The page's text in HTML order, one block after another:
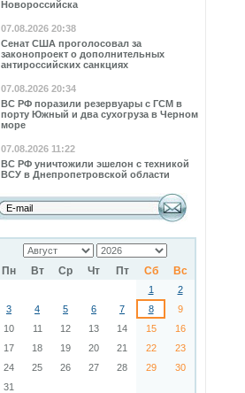
Новороссийска
07.08.2026 20:38
Сенат США проголосовал за
законопроект о дополнительных
антироссийских санкциях
07.08.2026 20:34
ВС РФ поразили резервуары с ГСМ в
порту Южный и два сухогруза в Черном
море
07.08.2026 11:22
ВС РФ уничтожили эшелон с техникой
ВСУ в Днепропетровской области
Пн Вт Ср Чт Пт Сб Вс
1
2
3
4 5 6 7 8
9
10
11 12 13 14 15
16
17
18 19 20 21 22
23
24
25 26 27 28 29
30
31